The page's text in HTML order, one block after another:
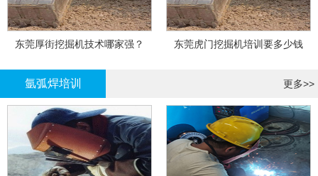
东莞厚街挖掘机技术哪家强？ 东莞虎门挖掘机培训要多少钱
氩弧焊培训 更多>>